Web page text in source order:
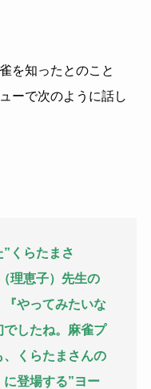
を知ったとのこと
ーで次のように話し
”くらたまさ
理恵子）先生の
やってみたいな
したね。麻雀プ
、くらたまさんの
に登場する”ヨー